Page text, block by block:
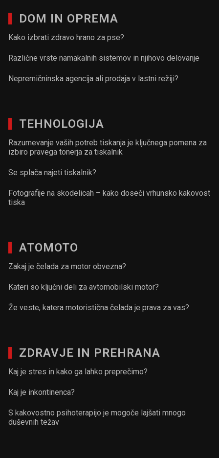
DOM IN OPREMA
Kako izbrati zdravo hrano za pse?
Različne vrste namakalnih sistemov in njihovo delovanje
Nepremičninska agencija ali prodaja v lastni režiji?
TEHNOLOGIJA
Razumevanje vaših potreb tiskanja je ključnega pomena za
izbiro pravega tonerja za tiskalnik
Se splača najeti tiskalnik?
Fotografije na skodelicah – kako doseči vrhunsko kakovost
tiska
ATOMOTO
Zakaj je čelada za motor obvezna?
Kateri so ključni deli za avtomobilski motor?
Že veste, katera motoristična čelada je prava za vas?
ZDRAVJE IN PREHRANA
Kaj je stres in kako ga lahko preprečimo?
Kaj je inkontinenca?
S kakovostno psihoterapijo je mogoče lajšati mnogo
duševnih težav